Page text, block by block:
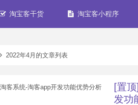
淘宝客干货 淘宝客小程序
2022年4月的文章列表
[置
发功